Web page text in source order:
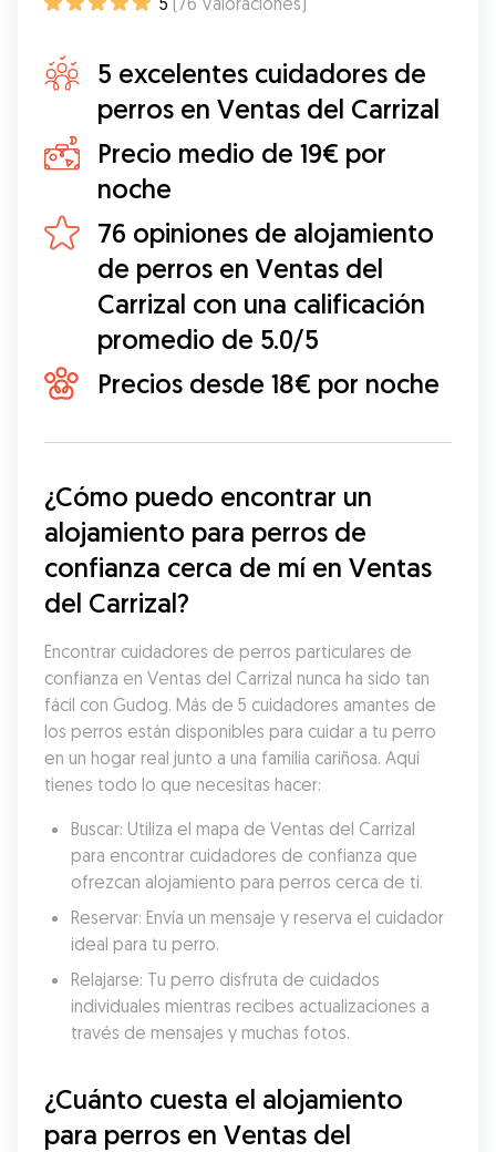
5 excelentes cuidadores de
perros en Ventas del Carrizal
Precio medio de 19€ por
noche
76 opiniones de alojamiento
de perros en Ventas del
Carrizal con una calificación
promedio de 5.0/5
Precios desde 18€ por noche
¿Cómo puedo encontrar un
alojamiento para perros de
confianza cerca de mí en Ventas
del Carrizal?
Encontrar cuidadores de perros particulares de
confianza en Ventas del Carrizal nunca ha sido tan
fácil con Gudog. Más de 5 cuidadores amantes de
los perros están disponibles para cuidar a tu perro
en un hogar real junto a una familia cariñosa. Aquí
tienes todo lo que necesitas hacer:
Buscar: Utiliza el mapa de Ventas del Carrizal
para encontrar cuidadores de confianza que
ofrezcan alojamiento para perros cerca de ti.
Reservar: Envía un mensaje y reserva el cuidador
ideal para tu perro.
Relajarse: Tu perro disfruta de cuidados
individuales mientras recibes actualizaciones a
través de mensajes y muchas fotos.
¿Cuánto cuesta el alojamiento
para perros en Ventas del